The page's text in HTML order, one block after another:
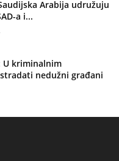
Arabija udružuju
a i...
U kriminalnim
nedužni građani